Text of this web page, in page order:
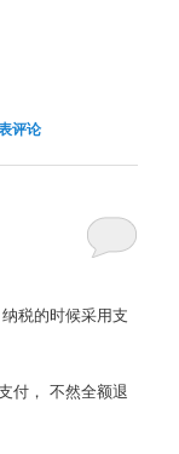
评论
税的时候采用支
付， 不然全额退